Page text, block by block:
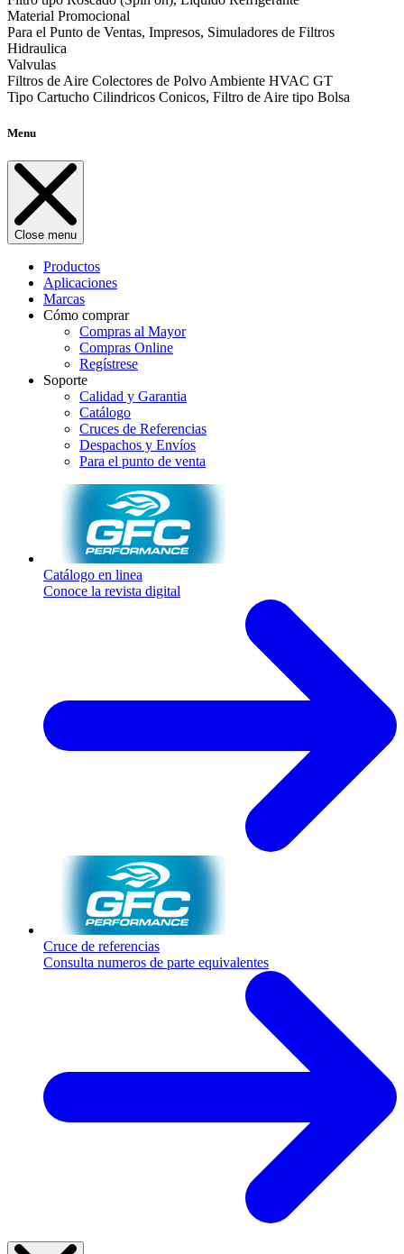
Material Promocional
Para el Punto de Ventas, Impresos, Simuladores de Filtros
Hidraulica
Valvulas
Filtros de Aire Colectores de Polvo Ambiente HVAC GT
Tipo Cartucho Cilindricos Conicos, Filtro de Aire tipo Bolsa
Menu
Close menu
Productos
Aplicaciones
Marcas
Cómo comprar
Compras al Mayor
Compras Online
Regístrese
Soporte
Calidad y Garantia
Catálogo
Cruces de Referencias
Despachos y Envíos
Para el punto de venta
Catálogo en linea
Conoce la revista digital
Cruce de referencias
Consulta numeros de parte equivalentes